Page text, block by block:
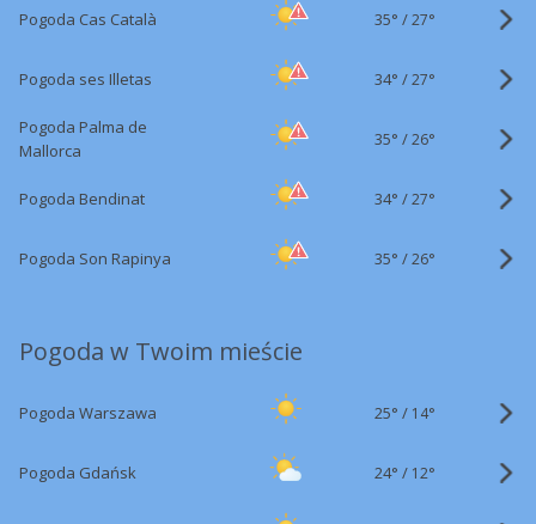
Pogoda Cas Català 35° /27°
Pogoda ses Illetas 34° /27°
Pogoda Palma de
Mallorca
35° /26°
Pogoda Bendinat 34° /27°
Pogoda Son Rapinya 35° /26°
Pogoda w Twoim mieście
Pogoda Warszawa 25° / 14°
Pogoda Gdańsk 24° / 12°